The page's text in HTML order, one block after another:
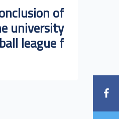
of
university
league f...